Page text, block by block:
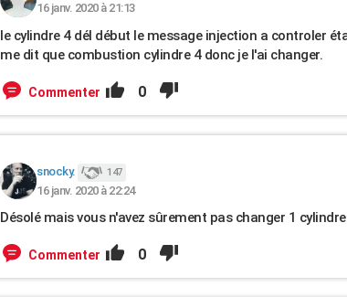
16 janv. 2020 à 21:13
le cylindre 4 dél début le message injection a controler
me dit que combustion cylindre 4 donc je l'ai changer.
Commenter 0
snocky. 147
16 janv. 2020 à 22:24
Désolé mais vous n'avez sûrement pas changer 1
Commenter 0